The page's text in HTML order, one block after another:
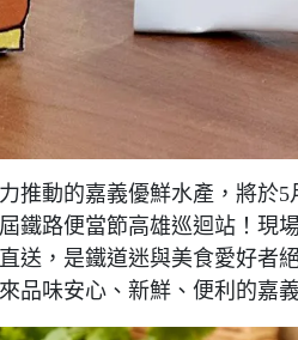
推動的嘉義優鮮水產，將於
鐵路便當節高雄巡迴站！現
送，是鐵道迷與美食愛好者
品味安心、新鮮、便利的嘉